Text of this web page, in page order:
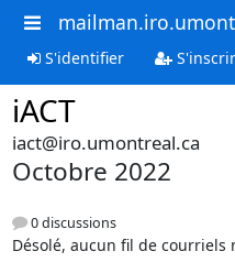
S'identifier
iACT
iact@iro.umontreal.ca
Octobre 2022
0 discussions
Désolé, aucun fil de